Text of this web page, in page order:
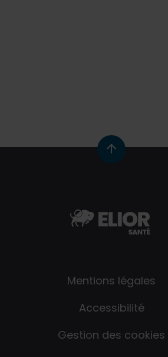
Mentions légales
Accessibilité
Gestion des cookies